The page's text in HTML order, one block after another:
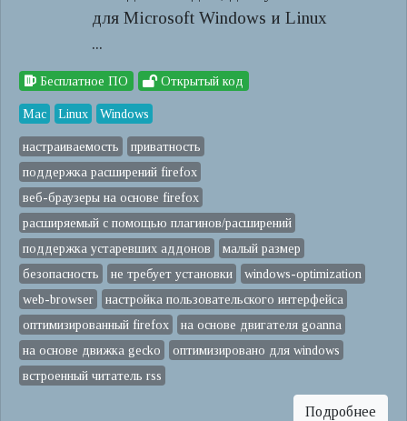
для Microsoft Windows и Linux
...
Бесплатное ПО Открытый код
Mac Linux Windows
настраиваемость
приватность
поддержка расширений firefox
веб-браузеры на основе firefox
расширяемый с помощью плагинов/расширений
поддержка устаревших аддонов
малый размер
безопасность
не требует установки
windows-optimization
web-browser
настройка пользовательского интерфейса
оптимизированный firefox
на основе двигателя goanna
на основе движка gecko
оптимизировано для windows
встроенный читатель rss
Подробнее